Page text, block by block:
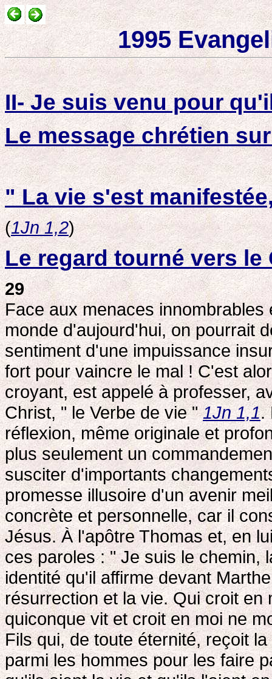
1995
II- Je suis venu pour
Le message chrétien
" La vie s'est
(1Jn 1,2)
Le regard tourné vers
29
Face aux menaces
monde d'aujourd'hui, on pourrait
sentiment d'une impuissance
fort pour vaincre le mal ! C'est
croyant, est appelé à professer,
Christ, " le Verbe de vie "1Jn 1,1.
réflexion, même originale et
plus seulement un
susciter d'importants
promesse illusoire d'un avenir
concrète et personnelle, car il
Jésus. À l'apôtre Thomas et, en
ces paroles : " Je suis le chemin,
identité qu'il affirme devant
résurrection et la vie. Qui croit
quiconque vit et croit en moi ne
Fils qui, de toute éternité, reçoit
parmi les hommes pour les faire